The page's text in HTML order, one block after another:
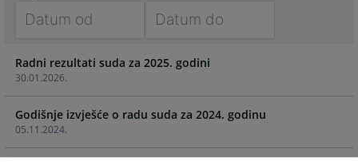
forward
to
interact
with
the
calendar
forward
interact
with
calendar
30.01.2026.
Radni rezultati suda za 2025. godini
05.11.2024.
Godišnje izvješće o radu suda za 2024. godinu